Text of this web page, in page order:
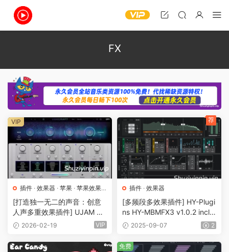
FX
插件 · 效果器 · 苹果 · 苹果效果
器
[打造独一无二的声音：创意
人声多重效果插件] UJAM VO
XCRAFT v1.0.0 [WiN, MacO
2026-02-19 VIP
VIP
插件 · 效果器
[多频段多效果插件] HY-Plugi
ns HY-MBMFX3 v1.0.2 incl.
Keygen-TRACER [WiN]（12.
2025-09-07 2
荐
免费